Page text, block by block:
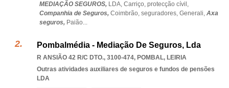
MEDIAÇÃO SEGUROS, LDA, Carriço, protecção cívil,
Companhia de Seguros, Coimbrão, seguradores, Generali, Axa
seguros, Paião...
Pombalmédia - Mediação De Seguros, Lda
R ANSIÃO 42 R/C DTO., 3100-474, POMBAL, LEIRIA
Outras atividades auxiliares de seguros e fundos de pensões
LDA